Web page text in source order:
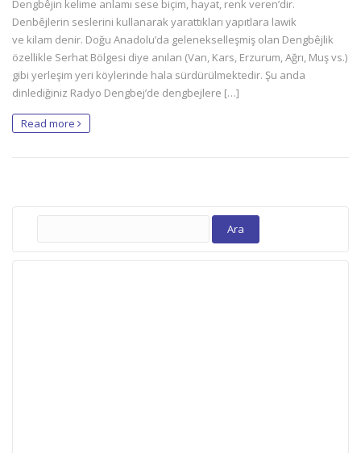
Dengbêjin kelime anlamı sese biçim, hayat, renk veren’dir.
Denbêjlerin seslerini kullanarak yarattıkları yapıtlara lawik
ve kilam denir. Doğu Anadolu’da gelenekselleşmiş olan Dengbêjlik
özellikle Serhat Bölgesi diye anılan (Van, Kars, Erzurum, Ağrı, Muş vs.)
gibi yerleşim yeri köylerinde hala sürdürülmektedir. Şu anda
dinlediğiniz Radyo Dengbej’de dengbejlere […]
Read more
Arama: